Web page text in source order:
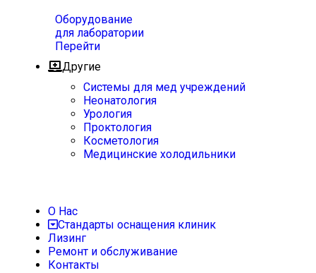
Оборудование
для лаборатории
Перейти
Другие
Системы для мед учреждений
Неонатология
Урология
Проктология
Косметология
Медицинские холодильники
О Нас
Стандарты оснащения клиник
Лизинг
Ремонт и обслуживание
Контакты